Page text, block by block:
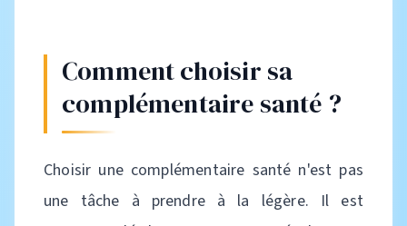
Comment choisir sa
complémentaire santé ?
Choisir une complémentaire santé n'est pas
une tâche à prendre à la légère. Il est